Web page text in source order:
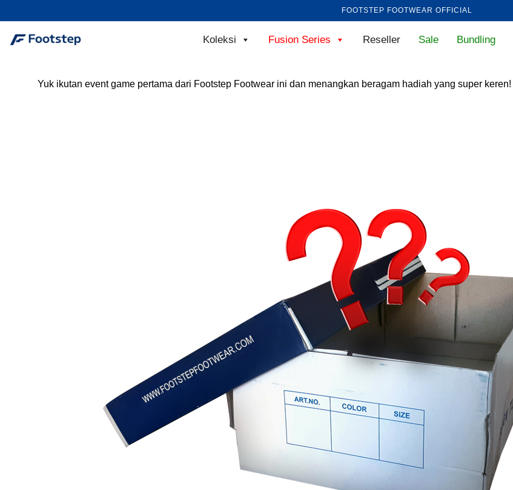
to
content
FOOTSTEP FOOTWEAR OFFICIAL
Koleksi Fusion Series Reseller Sale Bundling
Yuk ikutan event game pertama dari Footstep Footwear ini dan menangkan beragam hadiah yang super keren!